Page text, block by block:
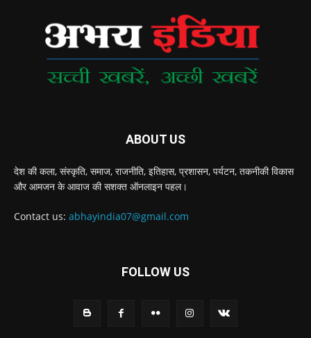
ABOUT US
देश की कला, संस्‍कृति, समाज, राजनीति, इतिहास, प्रशासन, पर्यटन, तकनीकी विकास
और आमजन के आवाज की सशक्‍त ऑनलाइन पहल।
Contact us: abhayindia07@gmail.com
FOLLOW US